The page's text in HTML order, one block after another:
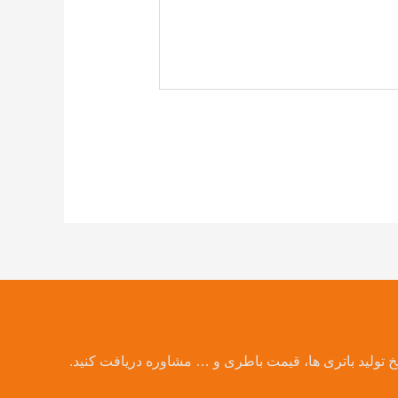
تولید باتری ها، قیمت باطری و … مشاوره دریافت کنید.